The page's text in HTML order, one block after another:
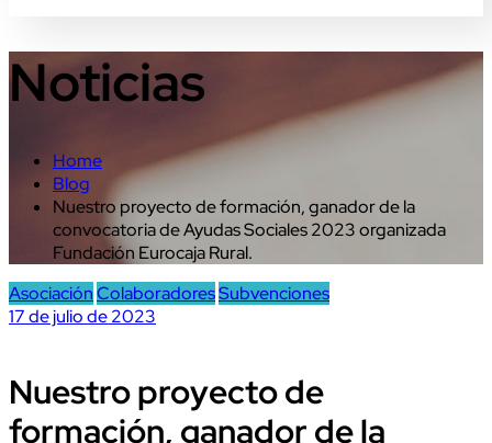
Noticias
Home
Blog
Nuestro proyecto de formación, ganador de la
convocatoria de Ayudas Sociales 2023 organizada
Fundación Eurocaja Rural.
AsociaciónColaboradoresSubvenciones
17 de julio de 2023
Nuestro proyecto de
formación, ganador de la